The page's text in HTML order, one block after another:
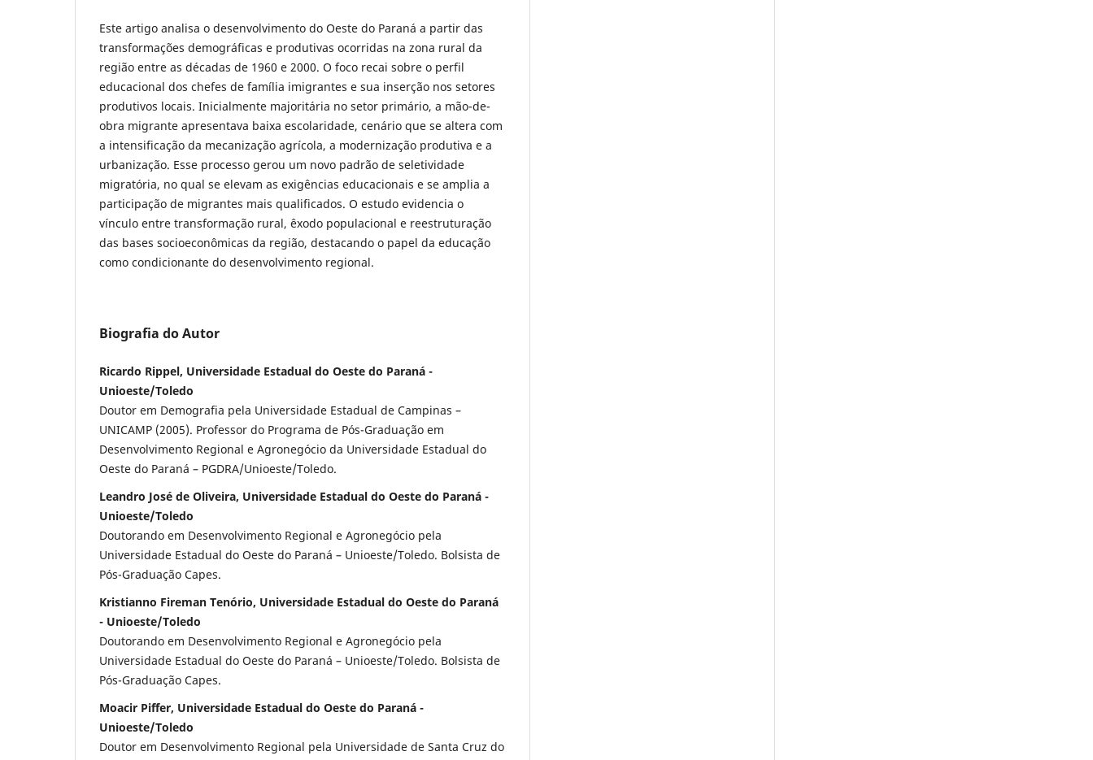
Este artigo analisa o desenvolvimento do Oeste do Paraná a partir das
transformações demográficas e produtivas ocorridas na zona rural da
região entre as décadas de 1960 e 2000. O foco recai sobre o perfil
educacional dos chefes de família imigrantes e sua inserção nos setores
produtivos locais. Inicialmente majoritária no setor primário, a mão-de-
obra migrante apresentava baixa escolaridade, cenário que se altera com
a intensificação da mecanização agrícola, a modernização produtiva e a
urbanização. Esse processo gerou um novo padrão de seletividade
migratória, no qual se elevam as exigências educacionais e se amplia a
participação de migrantes mais qualificados. O estudo evidencia o
vínculo entre transformação rural, êxodo populacional e reestruturação
das bases socioeconômicas da região, destacando o papel da educação
como condicionante do desenvolvimento regional.
Biografia do Autor
Ricardo Rippel, Universidade Estadual do Oeste do Paraná -
Unioeste/Toledo
Doutor em Demografia pela Universidade Estadual de Campinas –
UNICAMP (2005). Professor do Programa de Pós-Graduação em
Desenvolvimento Regional e Agronegócio da Universidade Estadual do
Oeste do Paraná – PGDRA/Unioeste/Toledo.
Leandro José de Oliveira, Universidade Estadual do Oeste do Paraná -
Unioeste/Toledo
Doutorando em Desenvolvimento Regional e Agronegócio pela
Universidade Estadual do Oeste do Paraná – Unioeste/Toledo. Bolsista de
Pós-Graduação Capes.
Kristianno Fireman Tenório, Universidade Estadual do Oeste do Paraná
- Unioeste/Toledo
Doutorando em Desenvolvimento Regional e Agronegócio pela
Universidade Estadual do Oeste do Paraná – Unioeste/Toledo. Bolsista de
Pós-Graduação Capes.
Moacir Piffer, Universidade Estadual do Oeste do Paraná -
Unioeste/Toledo
Doutor em Desenvolvimento Regional pela Universidade de Santa Cruz do